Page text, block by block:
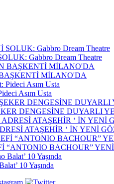
Gabbro Dream Theatre
MİLANO'DA
Asım Usta
DENGESİNE DUYARLI
ATAŞEHİR ‘ İN YENİ
“ANTONIO BACHOUR”
10 Yaşında